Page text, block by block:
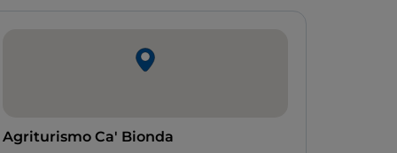
Agriturismo Ca' Bionda